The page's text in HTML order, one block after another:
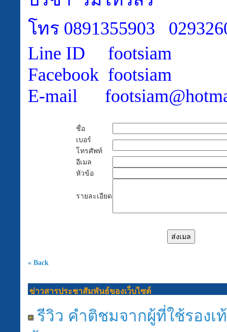
โทร 0891355903
Line ID footsiam
Facebook footsiam
E-mail
ชื่อ
เบอร์
โทรศัพท์
อีเมล
หัวข้อ
รายละเอียด
« Back
ข่าวสารประชาสัมพันธ์ของเว็บไซต์
รีวิว คำติชมจากผู้ที่ใช้รองเ